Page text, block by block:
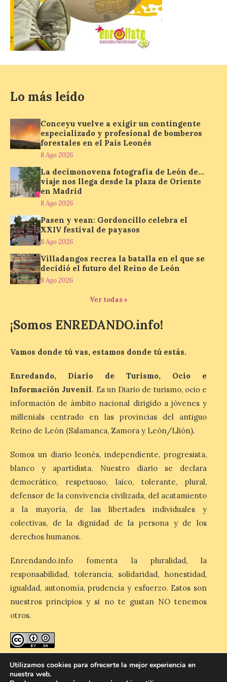
La decimonovena
fotografía de León de…
viaje nos llega desde la
plaza de Oriente en
Madrid
8 Ago 2026
Nueva edición de León
juvenil de la Asociación
Enróllate, la Asociación
Conceyu País Llionés y el Diario de
Turismo, Ocio e Información para
jóvenes “Enredando.info”. Pilar Aller Aller
Los minerales y sus usos
más comunes centran la
nueva exposición del
Museo de la Siderurgia y
la Minería de Sabero
8 Ago 2026
inaugurará el sábado día 8
media de la mañana,
durante la ‘Feria de
León’, podrá visitarse hasta finales del
mes de noviembre, con […]
La Bañeza inicia sus
fiestas con el pregón a
cargo de Arturo Martínez
Matilla
Bañeza designa a Arturo
Martínez Matilla como
pregonero de las Fiestas
2026. Tendrá lugar este
sábado 8 de agosto a las 21,00 horas en el
teatro municipal de La Bañeza. El
comunicador astorgano Arturo Martínez
La I Feria de la Cerveza
Artesana de Astorga
arranca con una gran
acogida del público
8 Ago 2026
La inauguración contó
Lo más leído
Conceyu vuelve a exigir un contingente
especializado y profesional de bomberos
forestales en el País Leonés
8 Ago 2026
La decimonovena fotografía de León de…
viaje nos llega desde la plaza de Oriente
en Madrid
8 Ago 2026
Pasen y vean: Gordoncillo celebra el
XXIV festival de payasos
8 Ago 2026
Villadangos recrea la batalla en el que se
decidió el futuro del Reino de León
8 Ago 2026
Ver todas »
¡Somos ENREDANDO.info!
Vamos donde tú vas, estamos donde tú estás.
Enredando, Diario de Turismo, Ocio e
Información Juvenil. Es un Diario de turismo, ocio e
información de ámbito nacional dirigido a jóvenes y
millenials centrado en las provincias del antiguo
Reino de León (Salamanca, Zamora y León/Llión).
Somos un diario leonés, independiente, progresista,
blanco y apartidista. Nuestro diario se declara
democrático, respetuoso, laico, tolerante, plural,
defensor de la convivencia civilizada, del acatamiento
a la mayoría, de las libertades individuales y
colectivas, de la dignidad de la persona y de los
derechos humanos.
Enrendando.info fomenta la pluralidad, la
responsabilidad, tolerancia, solidaridad, honestidad,
igualdad, autonomía, prudencia y esfuerzo. Estos son
nuestros principios y si no te gustan NO tenemos
otros.
Reconocimiento-CompartirIgual 4.0 Internacional
Utilizamos cookies para ofrecerte la mejor experiencia en
nuestra web.